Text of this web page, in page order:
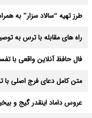
طرز تهیه “سالاد سزار” به
راه های مقابله با ترس به
فال حافظ آنلاین واقعی با
متن کامل دعای فرج اصلی با
عروس داماد اینقدر گیج و